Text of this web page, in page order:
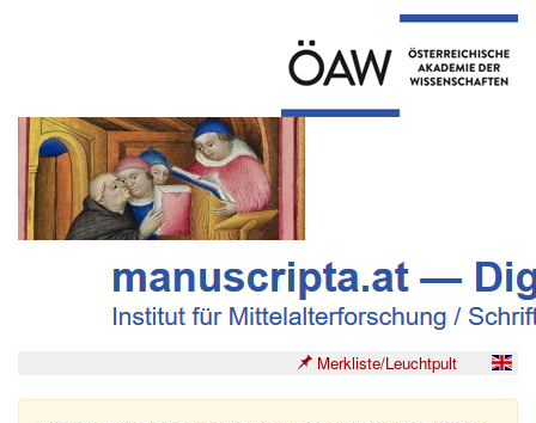
Merkliste/Leuchtpult